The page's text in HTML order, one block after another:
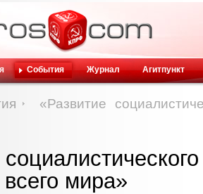
События Журнал Агитпункт
«Развитие
мира»